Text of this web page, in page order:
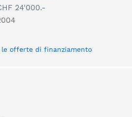
24'000.-
le offerte di finanziamento